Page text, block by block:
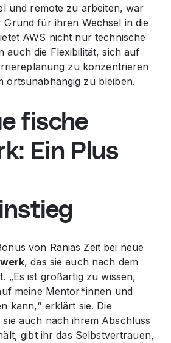
und remote zu arbeiten, war
Grund für ihren Wechsel in die
AWS nicht nur technische
auch die Flexibilität, sich auf
zu konzentrieren
ortsunabhängig zu bleiben.
fische
Ein Plus
von Ranias Zeit bei neue
, das sie auch nach dem
„Es ist großartig zu wissen,
meine Mentor*innen und
kann,“ erklärt sie. Die
auch nach ihrem Abschluss
gibt ihr das Selbstvertrauen,